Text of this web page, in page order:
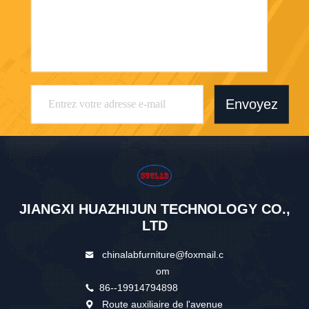
Envoyez
JIANGXI HUAZHIJUN TECHNOLOGY CO.,
LTD
chinalabfurniture@foxmail.c
om
86--19914794898
Route auxiliaire de l'avenue